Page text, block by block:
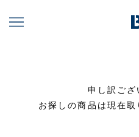
申し訳ござ
お探しの商品は現在取